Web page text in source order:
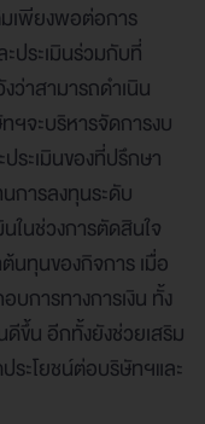
เพียงพอต่อการ
ะประเมินร่วมกับที่
ว่าสามารถดำเนิน
ฯจะบริหารจัดการงบ
ระเมินของที่ปรึกษา
การลงทุนระดับ
ในช่วงการตัดสินใจ
นทุนของกิจการ เมื่อ
บการทางการเงิน ทั้ง
ดีขึ้น อีกทั้งยังช่วยเสริม
ระโยชน์ต่อบริษัทฯและ